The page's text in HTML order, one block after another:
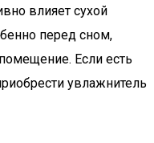
влияет сухой
перед сном,
Если есть
увлажнитель